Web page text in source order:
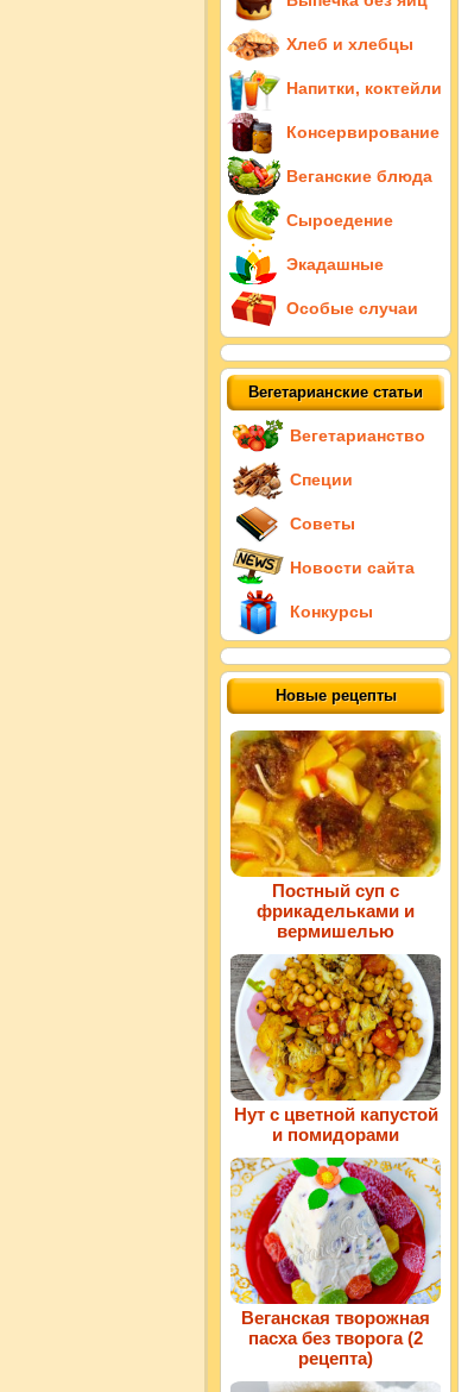
Хлеб и хлебцы
Напитки, коктейли
Консервирование
Веганские блюда
Сыроедение
Экадашные
Особые случаи
Вегетарианские статьи
Вегетарианство
Специи
Советы
Новости сайта
Конкурсы
Новые рецепты
Постный суп с
фрикадельками и
вермишелью
Нут с цветной капустой
и помидорами
Веганская творожная
пасха без творога (2
рецепта)